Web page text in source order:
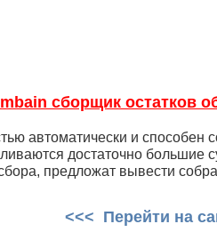
сборщик остатков
автоматически и способен
достаточно большие
предложат вывести
<<< Перейти на